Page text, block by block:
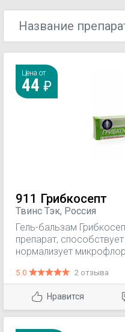
Цена от
44
911 Грибкосепт
Твинс Тэк, Россия
Гель-бальзам
препарат,
нормализует
Снимает зуд,
Drieline - компонент с
иммунную систему
клеток,
5.0 2 отзыва
Нравится